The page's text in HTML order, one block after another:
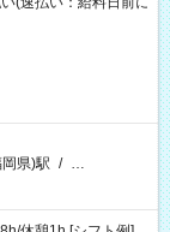
県)駅 / …